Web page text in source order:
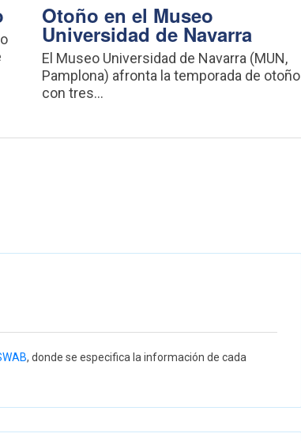
Otoño en el Museo
Universidad de Navarra
El Museo Universidad de Navarra (MUN,
Pamplona) afronta la temporada de otoño
con tres...
, donde se especifica la información de cada